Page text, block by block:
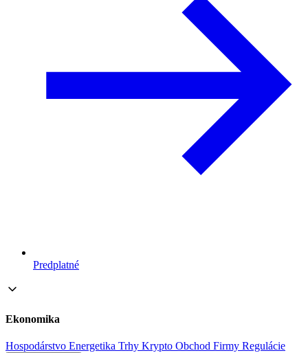
Predplatné
Ekonomika
Hospodárstvo Energetika Trhy Krypto Obchod Firmy Regulácie